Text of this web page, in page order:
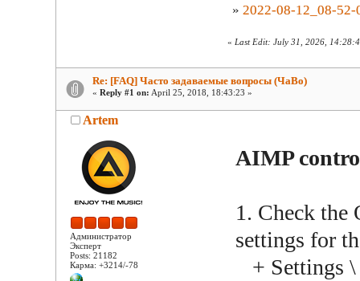
» 2022-08-12_08-52-
« Last Edit: July 31, 2026,
Re: [FAQ] Часто задаваемые вопросы (ЧаВо)
« Reply #1 on: April 25, 2018, 18:43:23 »
Artem
Администратор
Эксперт
Posts: 21182
Карма: +3214/-78
AIMP
1. Check the
settings for
+ Settings